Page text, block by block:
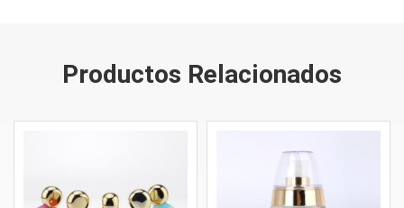
Productos Relacionados